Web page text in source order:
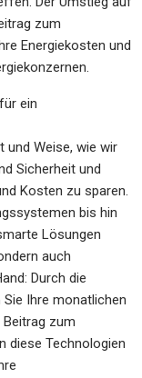
zum
Energiekosten und
ein
und Weise, wie wir
Sicherheit und
Kosten zu sparen.
bis hin
Lösungen
auch
Durch die
Ihre monatlichen
zum
diese Technologien